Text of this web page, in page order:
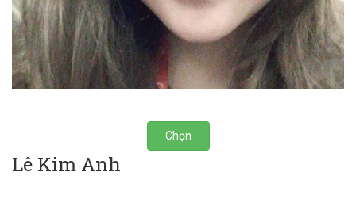
Chọn
Lê Kim Anh